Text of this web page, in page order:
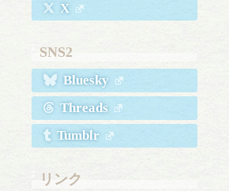
X
SNS2
Bluesky
Threads
Tumblr
リンク